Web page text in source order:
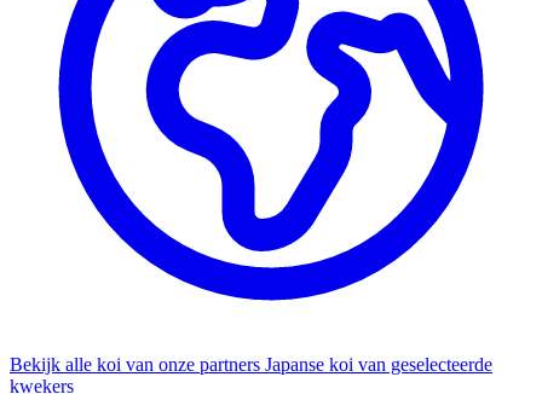
Bekijk alle koi van onze partners Japanse koi van geselecteerde
kwekers